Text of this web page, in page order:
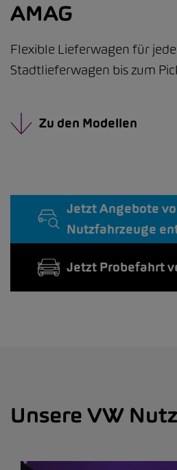
AMAG
Flexible Lieferwagen für
Stadtlieferwagen bis zum
Zu den Modellen
Jetzt Angebote
Nutzfahrzeuge
Jetzt Probefahrt
Unsere VW